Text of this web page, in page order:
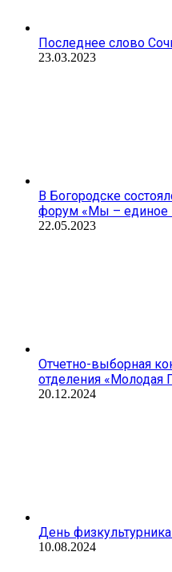
Последнее слово
23.03.2023
В Богородске
форум «Мы – единое
22.05.2023
Отчетно-выборная
отделения «Молодая
20.12.2024
День
10.08.2024